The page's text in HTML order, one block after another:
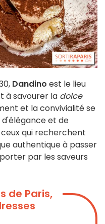
Dandino est le lieu
à savourer la dolce
et la convivialité se
et de
qui recherchent
authentique à passer
par les saveurs
de Paris,